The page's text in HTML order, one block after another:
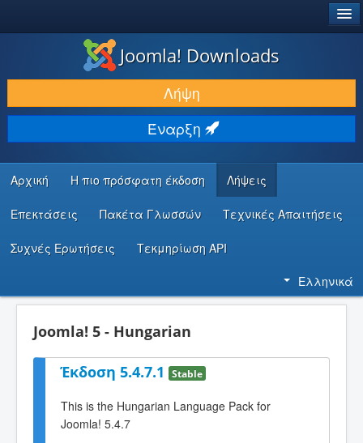
ΛΉΨΕΙΣ & ΕΠΕΚΤΆΣΕΙΣ
ΕΎΡΕΣΗ & ΜΆΘΗΣΗ
ΚΟΙΝΌΤΗΤΑ & ΥΠΟΣΤΉΡΙΞΗ
ΠΌΡΟΙ ΠΡΟΓΡΑΜΜΑΤΙΣΤΏΝ
Joomla! Downloads
Λήψη
Έναρξη
Αρχική Η πιο πρόσφατη έκδοση Λήψεις
Επεκτάσεις Πακέτα Γλωσσών Τεχνικές Απαιτήσεις
Συχνές Ερωτήσεις Τεκμηρίωση API
Ελληνικά
Joomla! 5 - Hungarian
Έκδοση 5.4.7.1 Stable
This is the Hungarian Language Pack for
Joomla! 5.4.7